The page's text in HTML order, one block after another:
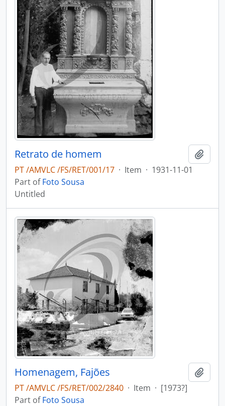
Retrato de homem
PT /AMVLC /FS/RET/001/17 · Item · 1931-11-01
Part ofFoto Sousa
Untitled
Homenagem, Fajões
PT /AMVLC /FS/RET/002/2840 · Item · [1973?]
Part ofFoto Sousa